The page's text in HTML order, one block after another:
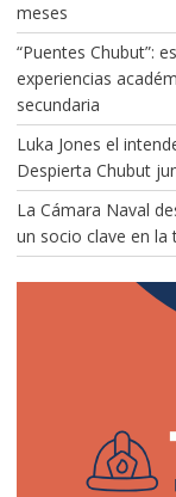
meses
“Puentes Chubut”:
experiencias
secundaria
Luka Jones el
Despierta Chubut
La Cámara Naval
un socio clave en la